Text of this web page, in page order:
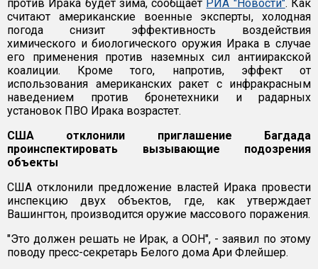
против Ирака будет зима, сообщает РИА "Новости". Как
считают американские военные эксперты, холодная
погода снизит эффективность воздействия
химического и биологического оружия Ирака в случае
его применения против наземных сил антииракской
коалиции. Кроме того, напротив, эффект от
использования американских ракет с инфракрасным
наведением против бронетехники и радарных
установок ПВО Ирака возрастет.
США отклонили приглашение Багдада
проинспектировать вызывающие подозрения
объекты
США отклонили предложение властей Ирака провести
инспекцию двух объектов, где, как утверждает
Вашингтон, производится оружие массового поражения.
"Это должен решать не Ирак, а ООН", - заявил по этому
поводу пресс-секретарь Белого дома Ари Флейшер.